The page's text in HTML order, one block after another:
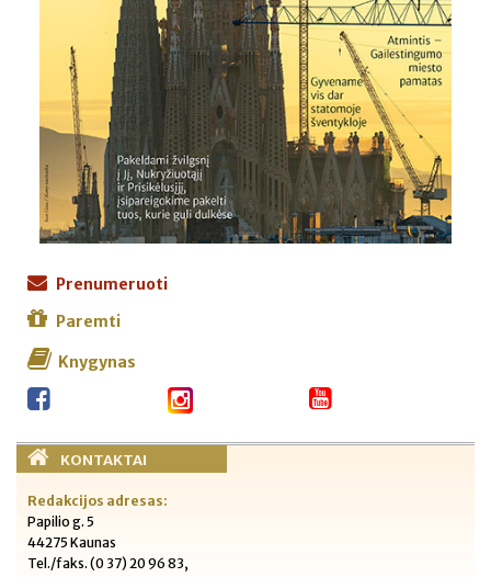
Prenumeruoti
Paremti
Knygynas
KONTAKTAI
Redakcijos adresas:
Papilio g. 5
44275 Kaunas
Tel./faks. (0 37) 20 96 83,